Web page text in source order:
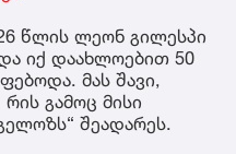
წლის ლეონ გილესპი
იქ დაახლოებით 50
მას შავი,
რის გამოც მისი
შეადარეს.